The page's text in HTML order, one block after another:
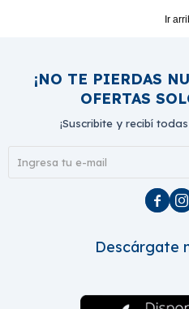
Ir
¡NO TE PIERDAS
OFERTAS
¡Suscribite y recibí
 
Descárgate